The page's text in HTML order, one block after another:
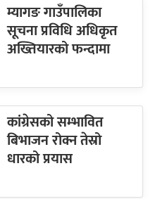
म्यागङ गाउँपालिका
सूचना प्रविधि अधिकृत
अख्तियारको फन्दामा
कांग्रेसको सम्भावित
बिभाजन रोक्न तेस्रो
धारको प्रयास